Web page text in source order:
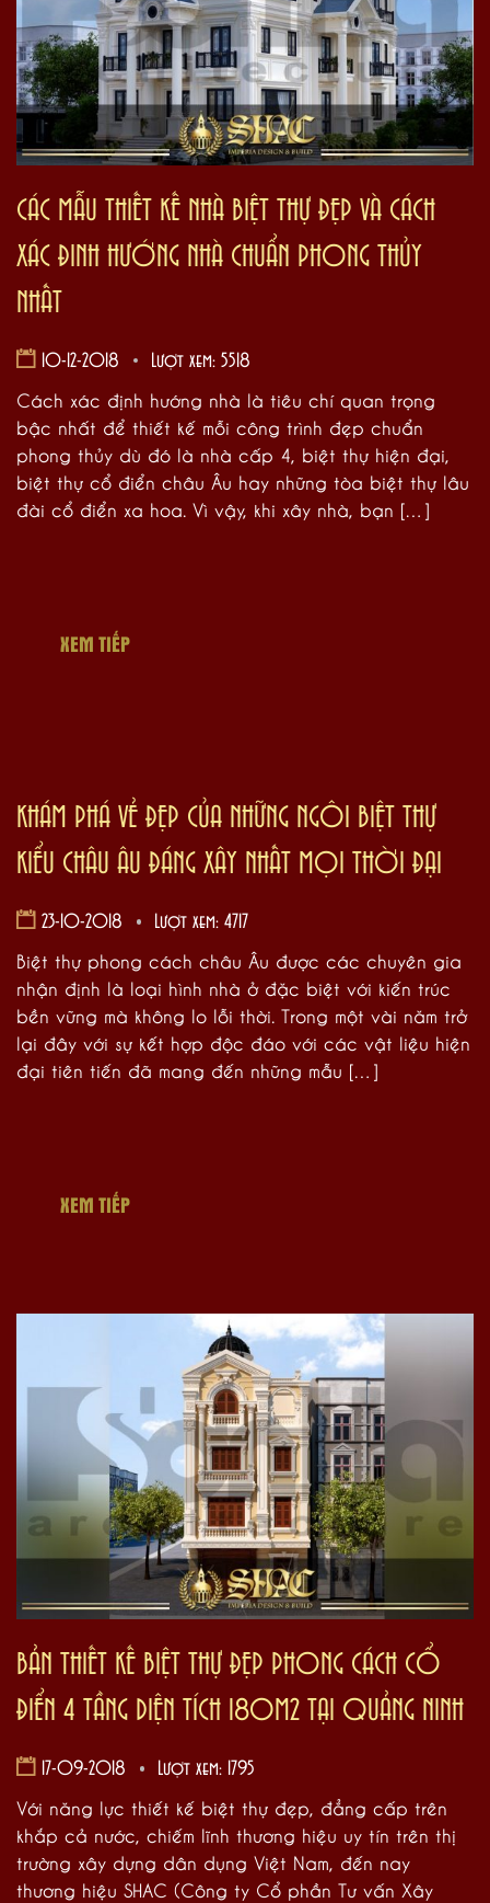
CÁC MẪU THIẾT KẾ NHÀ BIỆT THỰ ĐẸP VÀ CÁCH
XÁC ĐỊNH HƯỚNG NHÀ CHUẨN PHONG THỦY
NHẤT
10-12-2018 Lượt xem: 5518
Cách xác định hướng nhà là tiêu chí quan trọng
bậc nhất để thiết kế mỗi công trình đẹp chuẩn
phong thủy dù đó là nhà cấp 4, biệt thự hiện đại,
biệt thự cổ điển châu Âu hay những tòa biệt thự lâu
đài cổ điển xa hoa. Vì vậy, khi xây nhà, bạn […]
XEM TIẾP
KHÁM PHÁ VẺ ĐẸP CỦA NHỮNG NGÔI BIỆT THỰ
KIỂU CHÂU ÂU ĐÁNG XÂY NHẤT MỌI THỜI ĐẠI
23-10-2018 Lượt xem: 4717
Biệt thự phong cách châu Âu được các chuyên gia
nhận định là loại hình nhà ở đặc biệt với kiến trúc
bền vững mà không lo lỗi thời. Trong một vài năm trở
lại đây với sự kết hợp độc đáo với các vật liệu hiện
đại tiên tiến đã mang đến những mẫu […]
XEM TIẾP
BẢN THIẾT KẾ BIỆT THỰ ĐẸP PHONG CÁCH CỔ
ĐIỂN 4 TẦNG DIỆN TÍCH 180M2 TẠI QUẢNG NINH
17-09-2018 Lượt xem: 1795
Với năng lực thiết kế biệt thự đẹp, đẳng cấp trên
khắp cả nước, chiếm lĩnh thương hiệu uy tín trên thị
trường xây dựng dân dụng Việt Nam, đến nay
thương hiệu SHAC (Công ty Cổ phần Tư vấn Xây